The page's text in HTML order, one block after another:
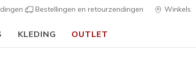
Bestellingen en retourzendingen Winkels
KLEDING OUTLET